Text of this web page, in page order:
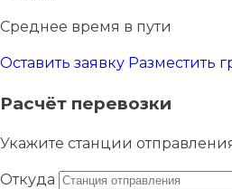
Среднее время в пути
Оставить заявку Разместить
Расчёт перевозки
Укажите станции
Откуда